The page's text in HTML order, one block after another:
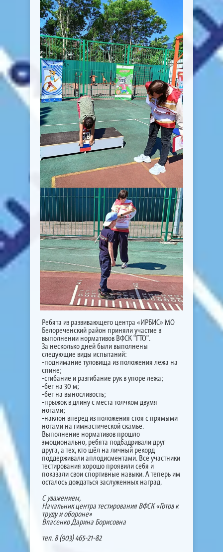
Ребята из развивающего центра «ИРБИС» МО
Белореченский район приняли участие в
выполнении нормативов ВФСК "ГТО".
За несколько дней были выполнены
следующие виды испытаний:
-поднимание туловища из положения лежа на
спине;
-сгибание и разгибание рук в упоре лежа;
-бег на 30 м;
-бег на выносливость;
-прыжок в длину с места толчком двумя
ногами;
-наклон вперед из положения стоя с прямыми
ногами на гимнастической скамье.
Выполнение нормативов прошло
эмоционально, ребята подбадривали друг
друга, а тех, кто шёл на личный рекорд
поддерживали аплодисментами. Все участники
тестирования хорошо проявили себя и
показали свои спортивные навыки. А теперь им
осталось дождаться заслуженных наград.
С уважением,
Начальник центра тестирования ВФСК «Готов к
труду и обороне»
Власенко Дарина Борисовна
тел. 8 (903) 465-21-82